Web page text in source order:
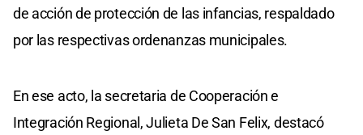
de acción de protección de las infancias, respaldado
por las respectivas ordenanzas municipales.
En ese acto, la secretaria de Cooperación e
Integración Regional, Julieta De San Felix, destacó